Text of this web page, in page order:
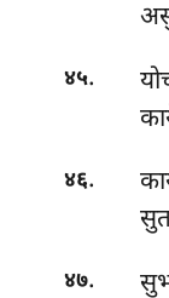
४५.
४६.
४७.